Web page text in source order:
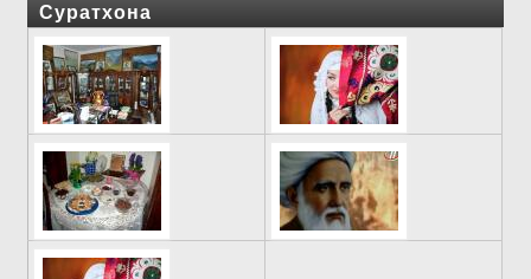
Суратхона